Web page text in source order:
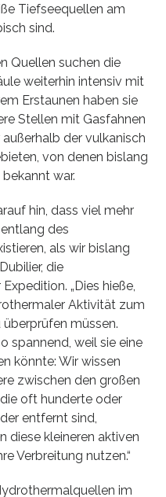
Tiefseequellen am
sind.
Quellen suchen die
weiterhin intensiv mit
Erstaunen haben sie
Stellen mit Gasfahnen
der vulkanisch
von denen bislang
war.
hin, dass viel mehr
des
als wir bislang
die
„Dies hieße,
Aktivität zum
müssen.
spannend, weil sie eine
könnte: Wir wissen
zwischen den großen
oft hunderte oder
entfernt sind,
diese kleineren aktiven
Verbreitung nutzen.“
im